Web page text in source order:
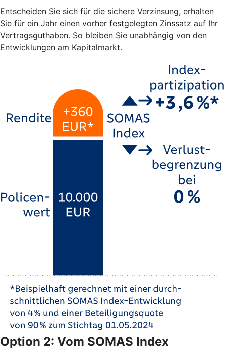
Entscheiden Sie sich für die sichere Verzinsung, erhalten
Sie für ein Jahr einen vorher festgelegten Zinssatz auf Ihr
Vertragsguthaben. So bleiben Sie unabhängig von den
Entwicklungen am Kapitalmarkt.
Option 2: Vom SOMAS Index